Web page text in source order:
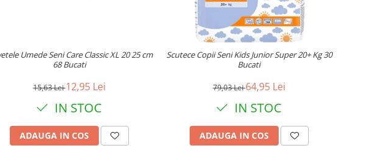
Umede Seni Care Classic XL 20 25 cm
68 Bucati
15,63 Lei12,95 Lei
IN STOC
ADAUGA IN COS
Scutece Copii Seni Kids Junior Super 20+ Kg 30
Bucati
79,03 Lei64,95 Lei
IN STOC
ADAUGA IN COS